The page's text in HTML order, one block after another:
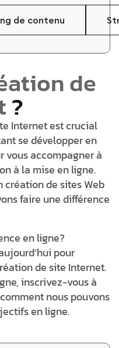
de contenu
de
?
Internet est crucial
se développer en
vous accompagner à
à la mise en ligne.
de sites Web
faire une différence
en ligne?
pour
de site Internet.
inscrivez-vous à
nous pouvons
en ligne.